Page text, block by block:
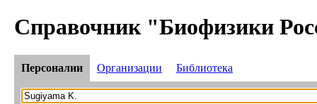
Справочник "Биофизики
Персоналии Организации Библиотека